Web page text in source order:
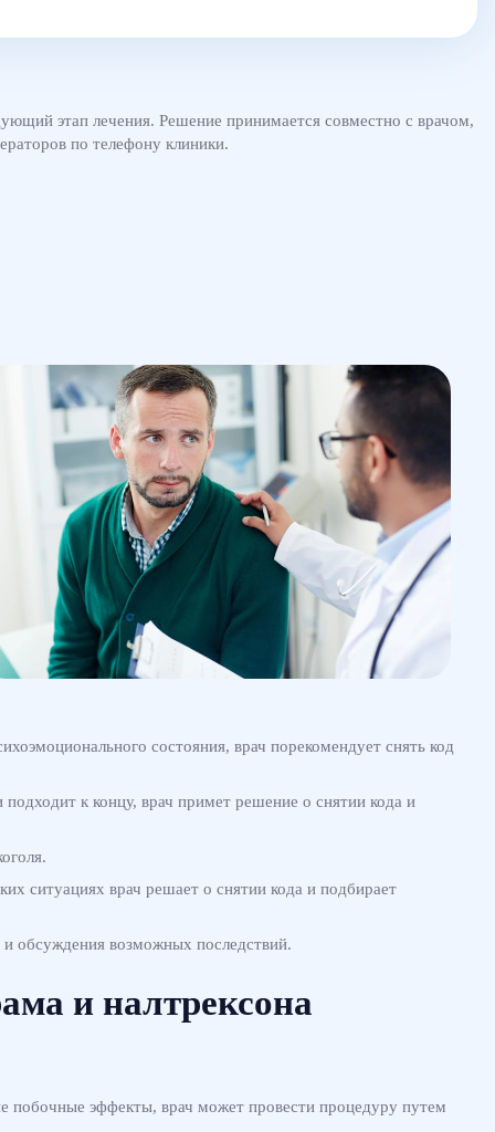
этап лечения. Решение принимается совместно с врачом,
по телефону клиники.
состояния, врач порекомендует снять код
к концу, врач примет решение о снятии кода и
ситуациях врач решает о снятии кода и подбирает
обсуждения возможных последствий.
и налтрексона
побочные эффекты, врач может провести процедуру путем